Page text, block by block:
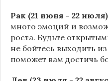
Рак (21 июня - 22 июля)
много эмоций и
роста. Будьте
не бойтесь выходить
поможет вам достичь